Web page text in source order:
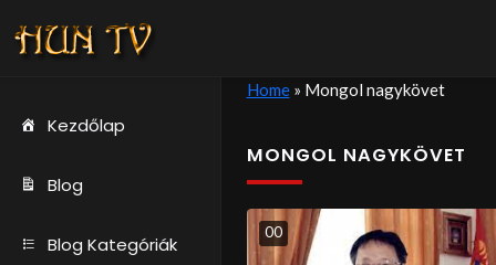
Kezdőlap
Blog
Blog Kategóriák
Home» Mongol nagykövet
MONGOL NAGYKÖVET
00